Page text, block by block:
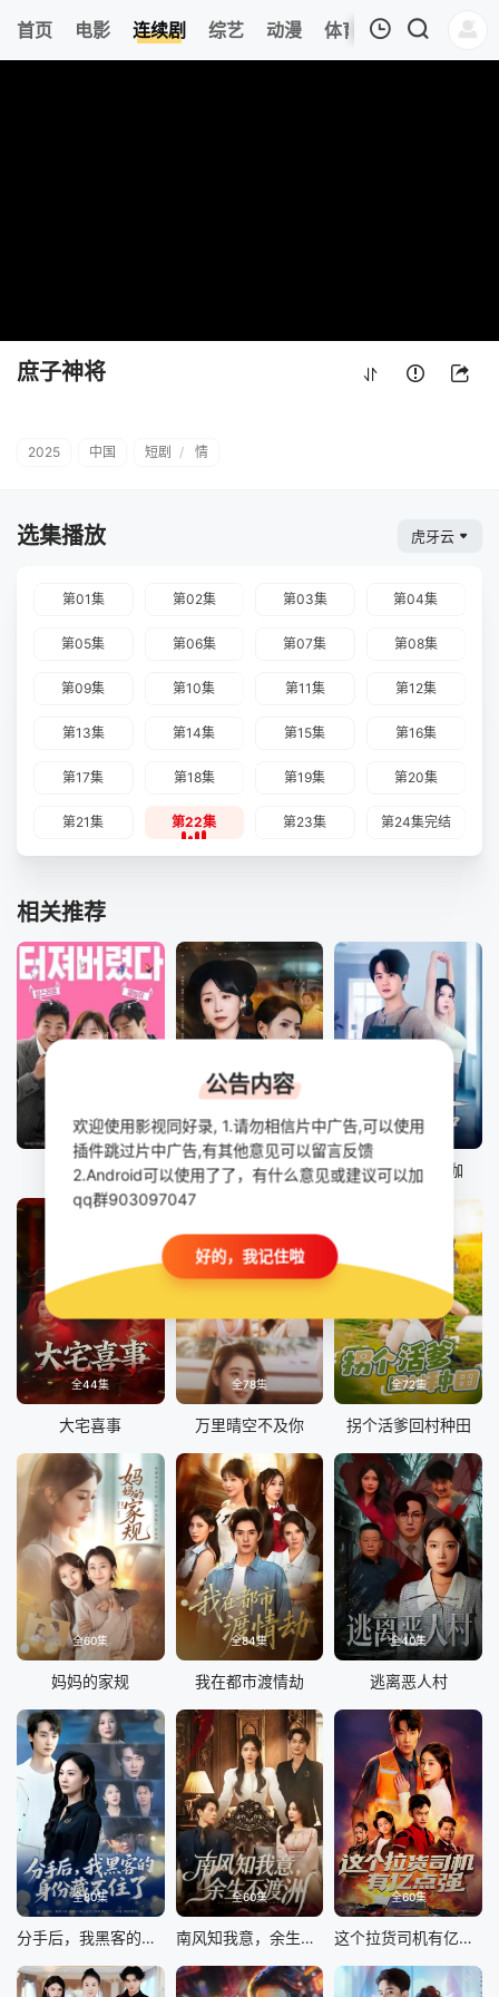
首页 电影 连续剧 综艺 动漫 体育 今日更新 热
庶子神将
2025 中国 短剧 / 情
选集播放 虎牙云
第01集 第02集 第03集 第04集
第05集 第06集 第07集 第08集
第09集 第10集 第11集 第12集
第13集 第14集 第15集 第16集
第17集 第18集 第19集 第20集
第21集 第22集 第23集 第24集完结
相关推荐
正片
禁忌童话
全60集
这届婆婆，该怎么当
全68集
妻子喜欢练瑜伽
全44集
大宅喜事
全78集
万里晴空不及你
全72集
拐个活爹回村种田
全60集
妈妈的家规
全84集
我在都市渡情劫
全40集
逃离恶人村
全80集
分手后，我黑客的身份藏不住了
全60集
南风知我意，余生不渡洲
全60集
这个拉货司机有亿点强
公告内容
欢迎使用影视同好录, 1.请勿相信片中广告,可以使用
插件跳过片中广告,有其他意见可以留言反馈
2.Android可以使用了了，有什么意见或建议可以加
qq群903097047
好的，我记住啦